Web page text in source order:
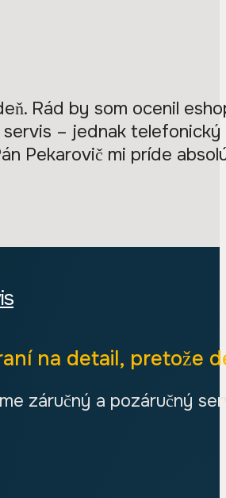
Rád by som ocenil
– jednak telefonický
Pekarovič mi príde
na detail, pretože
záručný a pozáručný